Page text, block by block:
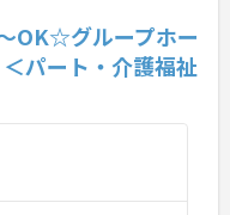
OK☆グループホー
パート・介護福祉